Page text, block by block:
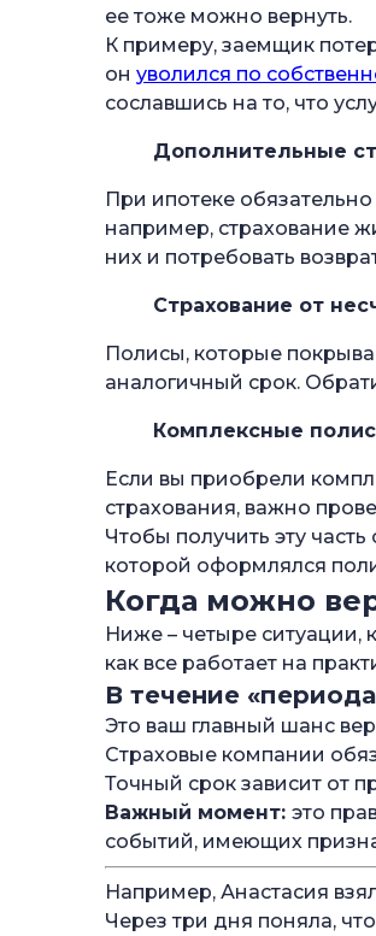
ее тоже можно вернуть.
К примеру, заемщик
он уволился по
сославшись на то, что
Дополнительные
При ипотеке
например, страхование
них и потребовать
Страхование от
Полисы, которые
аналогичный срок.
Комплексные
Если вы приобрели
страхования, важно
Чтобы получить эту
которой оформлялся
Когда можно
Ниже – четыре ситуации,
как все работает на
В течение
Это ваш главный шанс
Страховые компании
Точный срок зависит от
Важный момент: это
событий, имеющих
Например, Анастасия
Через три дня поняла,